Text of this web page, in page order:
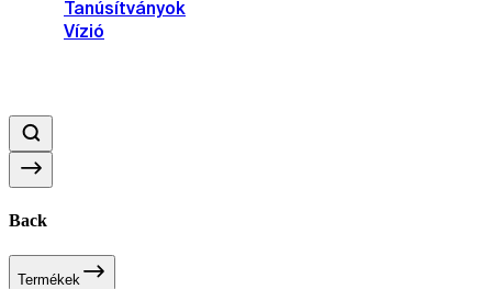
Tanúsítványok
Vízió
Back
Termékek